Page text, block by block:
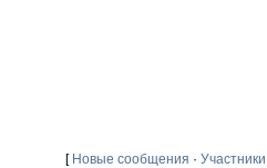
[ Новые сообщения · Участники